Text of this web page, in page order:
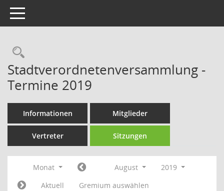
Toggle navigation
Rechercheauswahl
Stadtverordnetenversammlung -
Termine 2019
Informationen Mitglieder
Vertreter Sitzungen
Monat August
2019
Aktuell
Gremium auswählen